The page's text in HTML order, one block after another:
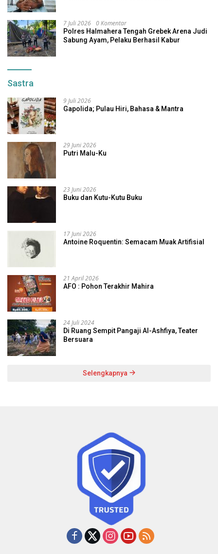
7 Juli 2026 0 Komentar
Polres Halmahera Tengah Grebek Arena Judi
Sabung Ayam, Pelaku Berhasil Kabur
Sastra
9 Juli 2026
Gapolida; Pulau Hiri, Bahasa & Mantra
29 Juni 2026
Putri Malu-Ku
23 Juni 2026
Buku dan Kutu-Kutu Buku
17 Juni 2026
Antoine Roquentin: Semacam Muak Artifisial
21 April 2026
AFO : Pohon Terakhir Mahira
24 Juli 2024
Di Ruang Sempit Pangaji Al-Ashfiya, Teater
Bersuara
Selengkapnya